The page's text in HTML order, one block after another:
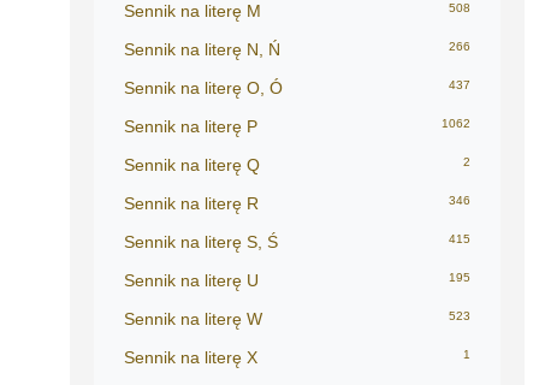
Sennik na literę M 508
Sennik na literę N, Ń 266
Sennik na literę O, Ó 437
Sennik na literę P 1062
Sennik na literę Q 2
Sennik na literę R 346
Sennik na literę S, Ś 415
Sennik na literę U 195
Sennik na literę W 523
Sennik na literę X 1